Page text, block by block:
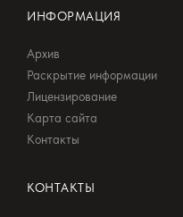
ИНФОРМАЦИЯ
Архив
Раскрытие информации
Лицензирование
Карта сайта
Контакты
КОНТАКТЫ